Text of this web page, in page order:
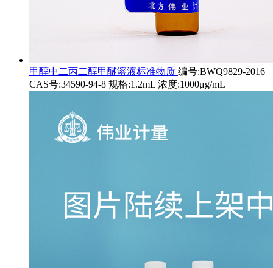
甲醇中二丙二醇甲醚溶液标准物质 编号:BWQ9829-2016
CAS号:34590-94-8 规格:1.2mL 浓度:1000μg/mL